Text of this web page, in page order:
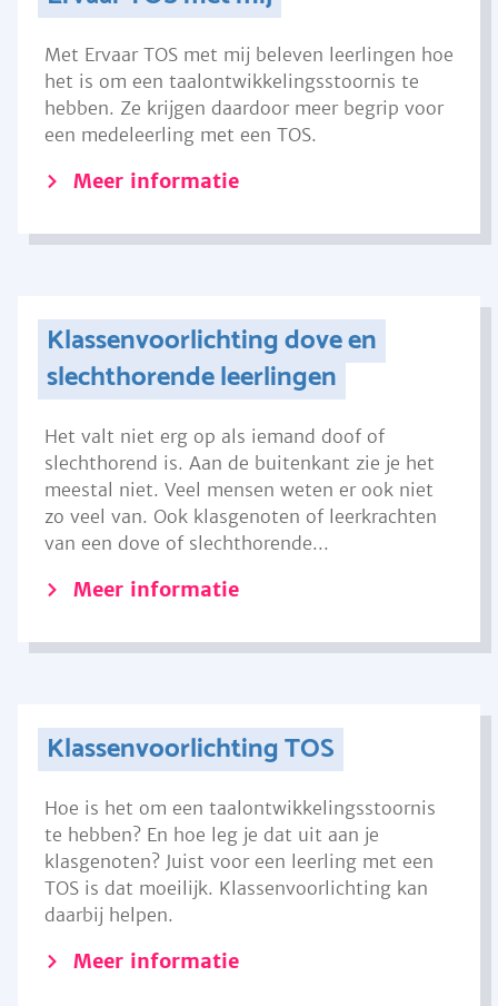
Met Ervaar TOS met mij beleven leerlingen hoe
het is om een taalontwikkelingsstoornis te
hebben. Ze krijgen daardoor meer begrip voor
een medeleerling met een TOS.
Meer informatie
Klassenvoorlichting dove en
slechthorende leerlingen
Het valt niet erg op als iemand doof of
slechthorend is. Aan de buitenkant zie je het
meestal niet. Veel mensen weten er ook niet
zo veel van. Ook klasgenoten of leerkrachten
van een dove of slechthorende...
Meer informatie
Klassenvoorlichting TOS
Hoe is het om een taalontwikkelingsstoornis
te hebben? En hoe leg je dat uit aan je
klasgenoten? Juist voor een leerling met een
TOS is dat moeilijk. Klassenvoorlichting kan
daarbij helpen.
Meer informatie